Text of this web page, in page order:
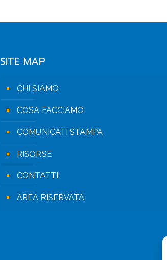
SITE MAP
CHI SIAMO
COSA FACCIAMO
COMUNICATI STAMPA
RISORSE
CONTATTI
AREA RISERVATA